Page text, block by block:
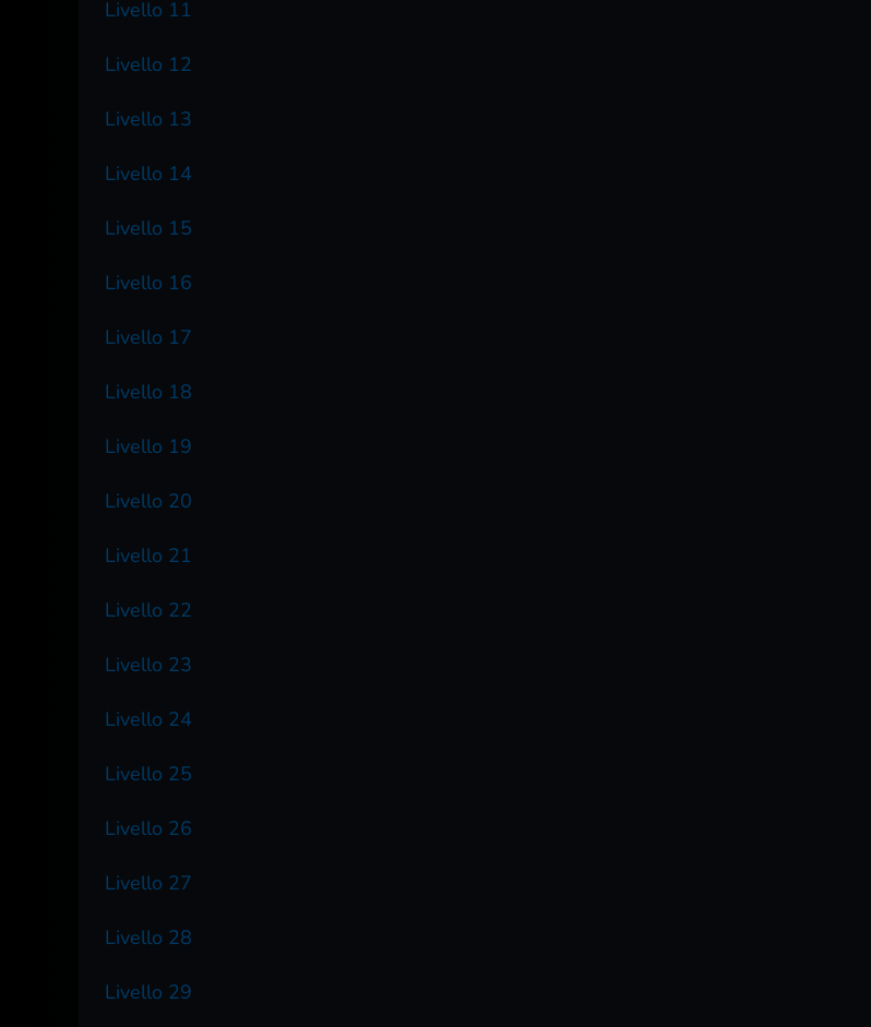
Livello 11
Livello 12
Livello 13
Livello 14
Livello 15
Livello 16
Livello 17
Livello 18
Livello 19
Livello 20
Livello 21
Livello 22
Livello 23
Livello 24
Livello 25
Livello 26
Livello 27
Livello 28
Livello 29